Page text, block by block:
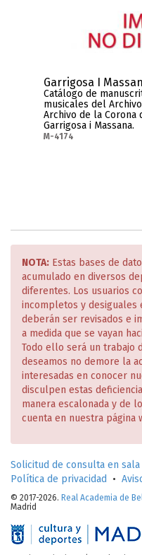
Garrigosa I
Catálogo de
musicales del
Archivo de la Corona
Garrigosa i Massana.
M-4174
NOTA: Estas bases de
acumulado en diversos
diferentes. Los usuarios
incompletos y desiguales
deberán ser revisados e
a medida que se vayan
Todo ello será un trabajo
deseamos no demore la
interesadas en conocer
disculpen estas
manera escalonada y de
cuenta en nuestra página
Solicitud de consulta en
Política de privacidad
•
© 2017-2026. Real Academia de
Madrid